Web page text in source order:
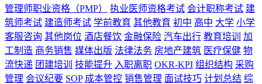
管理师职业资格（PMP）
执业医师资格考试 会计职称考试 建
筑师考试 建造师考试 学前教育 其他教育 初中 高中 大学 小学
客服咨询 其他岗位 酒店餐饮 金融保险 汽车出行 教育培训
加
工制造 商务销售 媒体出版 法律法务 房地产建筑 医疗保健 物
流快递 团建培训 技能提升 入职离职 OKR-KPI 组织结构 采购
管理 会议纪要 SOP 成本管控 销售管理 面试技巧 计划总结 综